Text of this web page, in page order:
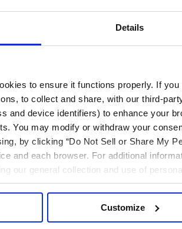
Details
to ensure it functions properly. If
to collect and share, with our third-
and device identifiers) to enhance your
You may modify or withdraw your
by clicking “Do Not Sell or Share My
and each browser. For additional
our general collection and use of
Customize